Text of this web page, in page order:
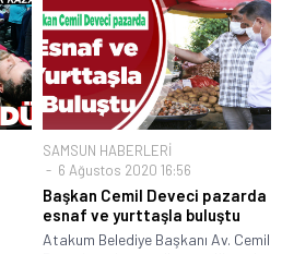
SAMSUN HABERLERİ
6 Ağustos 2020 16:56
Başkan Cemil Deveci pazarda
esnaf ve yurttaşla buluştu
Atakum Belediye Başkanı Av. Cemil